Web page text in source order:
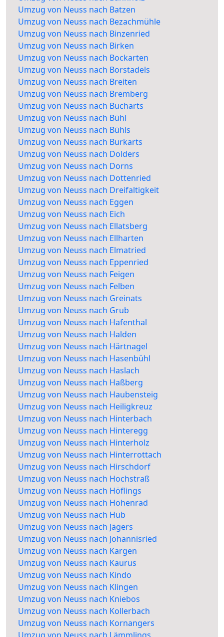
Umzug von Neuss nach Batzen
Umzug von Neuss nach Bezachmühle
Umzug von Neuss nach Binzenried
Umzug von Neuss nach Birken
Umzug von Neuss nach Bockarten
Umzug von Neuss nach Borstadels
Umzug von Neuss nach Breiten
Umzug von Neuss nach Bremberg
Umzug von Neuss nach Bucharts
Umzug von Neuss nach Bühl
Umzug von Neuss nach Bühls
Umzug von Neuss nach Burkarts
Umzug von Neuss nach Dolders
Umzug von Neuss nach Dorns
Umzug von Neuss nach Dottenried
Umzug von Neuss nach Dreifaltigkeit
Umzug von Neuss nach Eggen
Umzug von Neuss nach Eich
Umzug von Neuss nach Ellatsberg
Umzug von Neuss nach Ellharten
Umzug von Neuss nach Elmatried
Umzug von Neuss nach Eppenried
Umzug von Neuss nach Feigen
Umzug von Neuss nach Felben
Umzug von Neuss nach Greinats
Umzug von Neuss nach Grub
Umzug von Neuss nach Hafenthal
Umzug von Neuss nach Halden
Umzug von Neuss nach Härtnagel
Umzug von Neuss nach Hasenbühl
Umzug von Neuss nach Haslach
Umzug von Neuss nach Haßberg
Umzug von Neuss nach Haubensteig
Umzug von Neuss nach Heiligkreuz
Umzug von Neuss nach Hinterbach
Umzug von Neuss nach Hinteregg
Umzug von Neuss nach Hinterholz
Umzug von Neuss nach Hinterrottach
Umzug von Neuss nach Hirschdorf
Umzug von Neuss nach Hochstraß
Umzug von Neuss nach Höflings
Umzug von Neuss nach Hohenrad
Umzug von Neuss nach Hub
Umzug von Neuss nach Jägers
Umzug von Neuss nach Johannisried
Umzug von Neuss nach Kargen
Umzug von Neuss nach Kaurus
Umzug von Neuss nach Kindo
Umzug von Neuss nach Klingen
Umzug von Neuss nach Kniebos
Umzug von Neuss nach Kollerbach
Umzug von Neuss nach Kornangers